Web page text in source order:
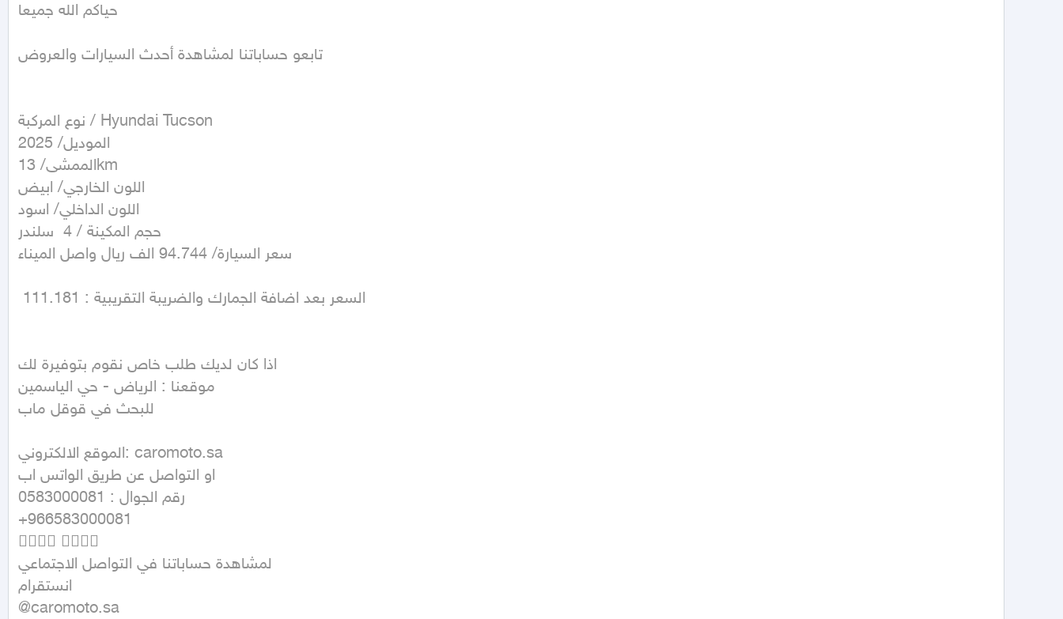
حياكم الله جميعا
تابعو حساباتنا لمشاهدة أحدث السيارات والعروض
نوع المركبة / Hyundai Tucson
الموديل/ 2025
الممشى/ 13km
اللون الخارجي/ ابيض
اللون الداخلي/ اسود
حجم المكينة / 4  سلندر
سعر السيارة/ 94.744 الف ريال واصل الميناء
اذا كان لديك طلب خاص نقوم بتوفيرة لك
موقعنا : الرياض - حي الياسمين
للبحث في قوقل ماب
الموقع الالكتروني: caromoto.sa
او التواصل عن طريق الواتس اب
رقم الجوال : 0583000081
+966583000081
👇🏼👇🏼 👇🏼👇🏼
لمشاهدة حساباتنا في التواصل الاجتماعي
انستقرام
@caromoto.sa